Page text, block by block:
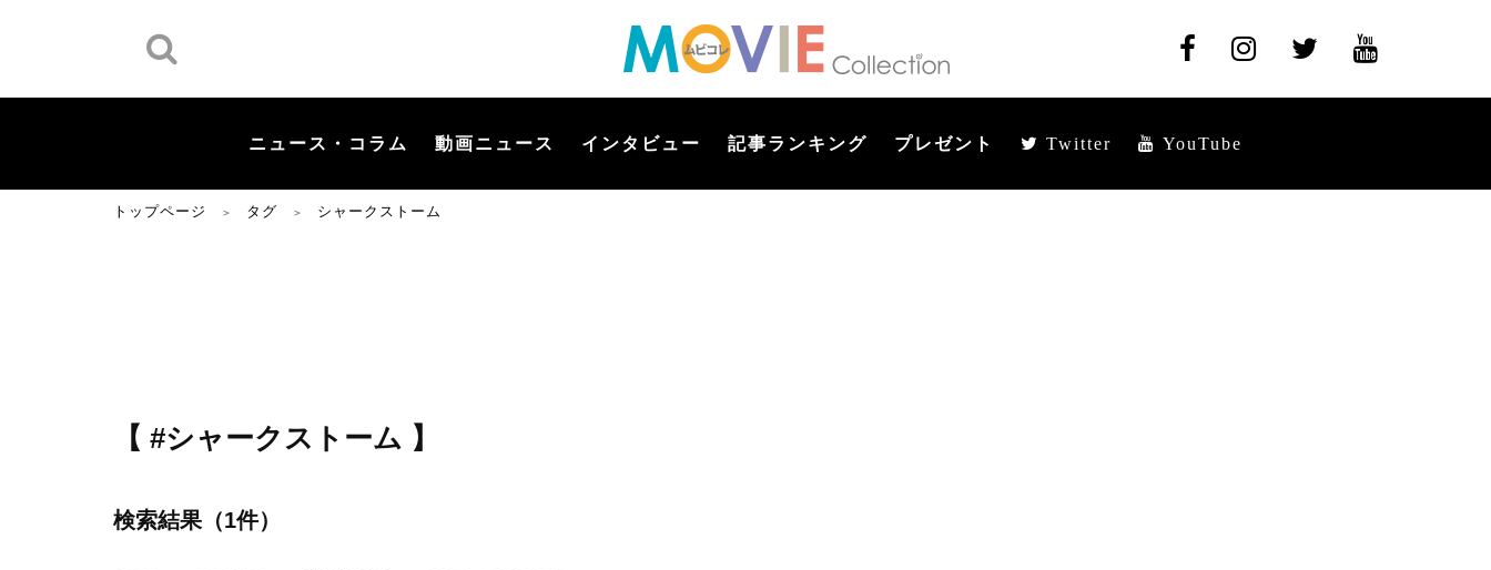
ニュース・コラム 動画ニュース インタビュー 記事ランキング プレゼント Twitter YouTube
トップページ ＞ タグ ＞ シャークストーム
【 #シャークストーム 】
検索結果（1件）